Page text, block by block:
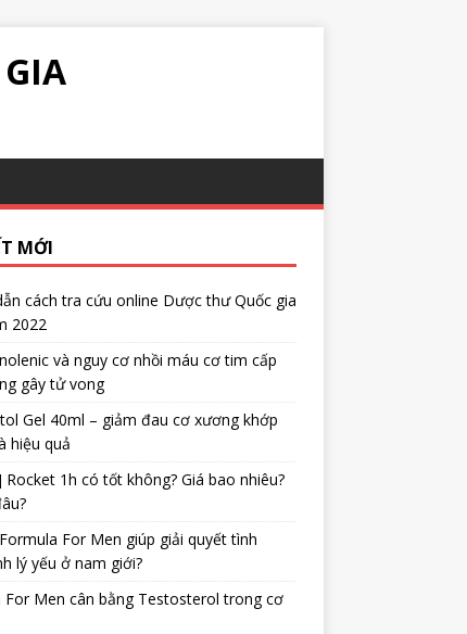
MỚI
cách tra cứu online Dược thư Quốc gia
2022
và nguy cơ nhồi máu cơ tim cấp
gây tử vong
Gel 40ml – giảm đau cơ xương khớp
hiệu quả
Rocket 1h có tốt không? Giá bao nhiêu?
For Men giúp giải quyết tình
lý yếu ở nam giới?
For Men cân bằng Testosterol trong cơ